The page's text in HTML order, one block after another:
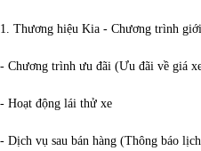
1. Thương hiệu Kia - Chương trình
- Chương trình ưu đãi (Ưu đãi về giá
- Hoạt động lái thử xe
- Dịch vụ sau bán hàng (Thông báo